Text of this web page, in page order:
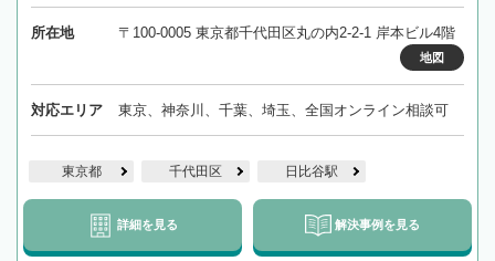
所在地 〒100-0005 東京都千代田区丸の内2-2-1 岸本ビル4階
地図
対応エリア 東京、神奈川、千葉、埼玉、全国オンライン相談可
東京都 千代田区 日比谷駅
詳細を見る 解決事例を見る